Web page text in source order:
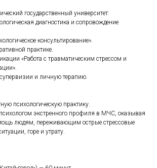
государственный университет:
диагностика и сопровождение
консультирование».
практике.
«Работа с травматическим стрессом и
и личную терапию.
психологическую практику.
экстренного профиля в МЧС, оказывая
людям, переживающим острые стрессовые
горе и утрату.